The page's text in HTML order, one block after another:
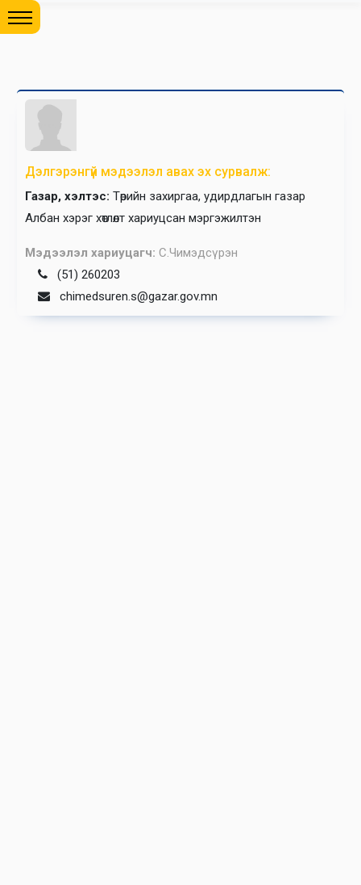
Дэлгэрэнгүй мэдээлэл авах эх сурвалж:
Газар, хэлтэс: Төрийн захиргаа, удирдлагын газар
Албан хэрэг хөтлөлт хариуцсан мэргэжилтэн
Мэдээлэл хариуцагч: С.Чимэдсүрэн
(51) 260203
chimedsuren.s@gazar.gov.mn